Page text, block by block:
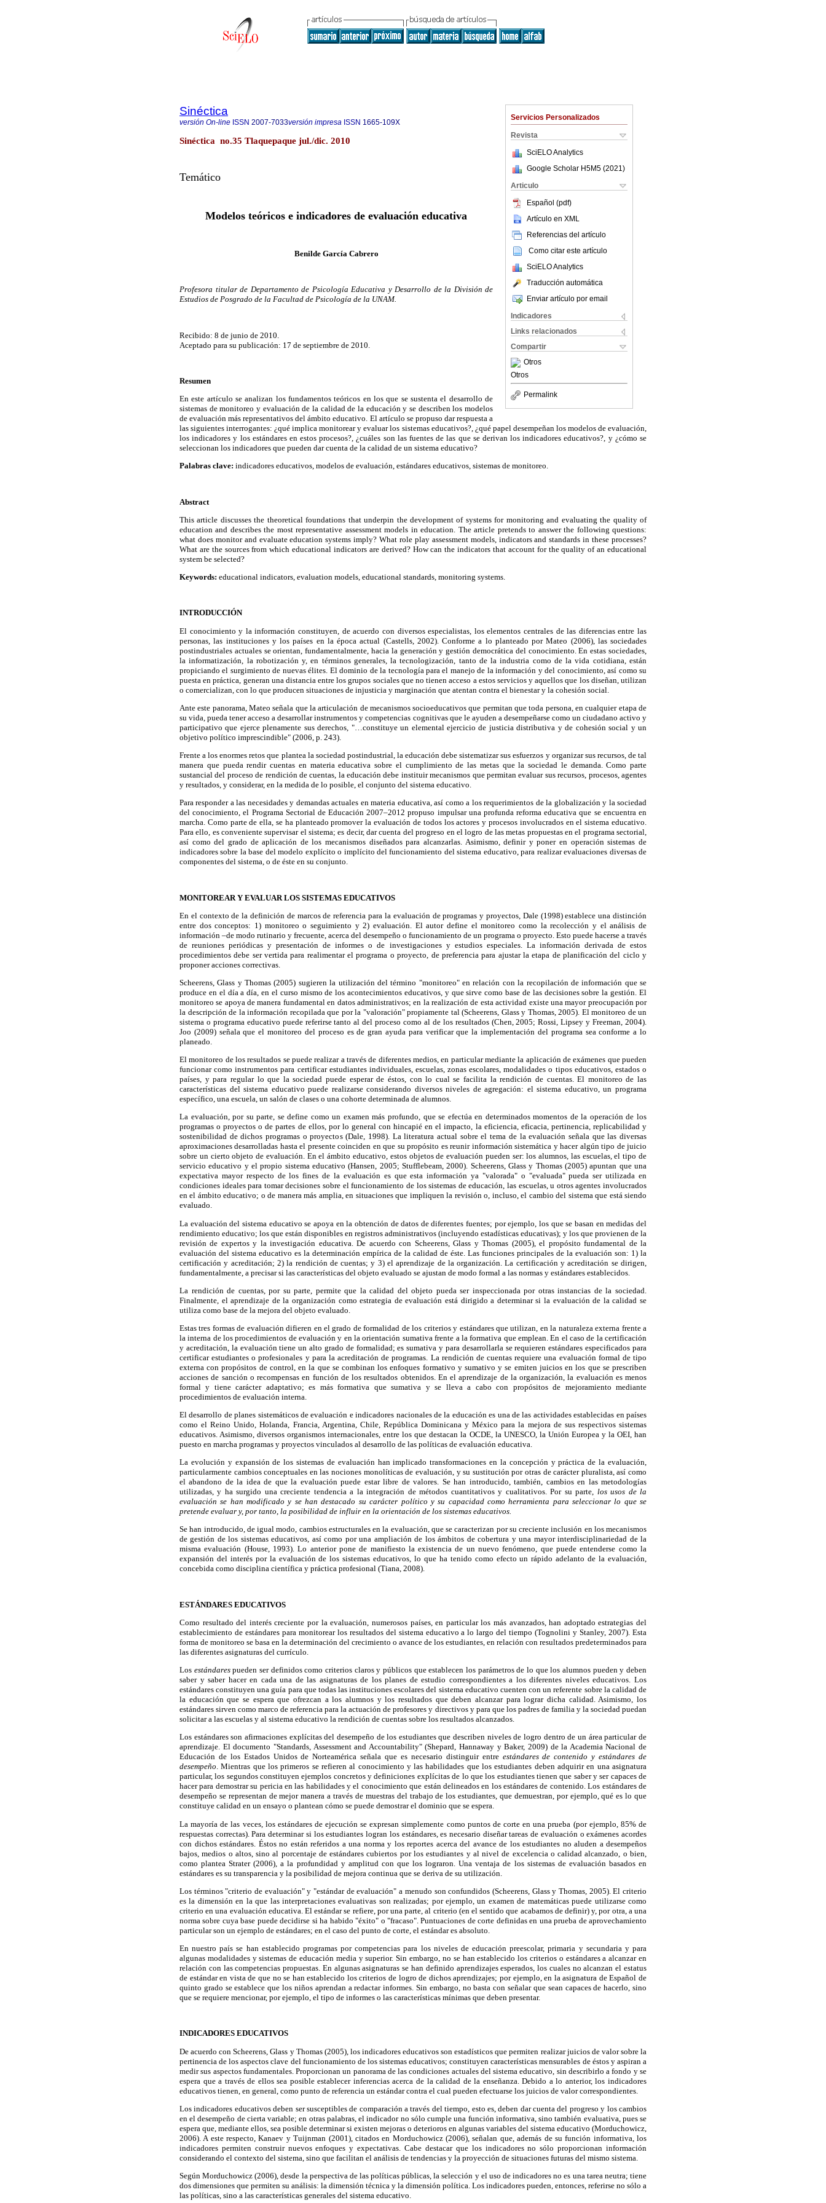
Servicios Personalizados
Revista
SciELO Analytics
Google Scholar H5M5 (2021 )
Articulo
Español (pdf)
Artículo en XML
Referencias del artículo
Como citar este artículo
SciELO Analytics
Traducción automática
Enviar artículo por email
Indicadores
Links relacionados
Compartir
Otros
Otros
Permalink
Sinéctica
versión On-line ISSN 2007-7033versión impresa ISSN 1665-109X
Sinéctica no.35 Tlaquepaque jul./dic. 2010
Temático
Modelos teóricos e indicadores de evaluación educativa
Benilde García Cabrero
Profesora titular de Departamento de Psicología Educativa y Desarrollo de la División de
Estudios de Posgrado de la Facultad de Psicología de la UNAM.
Recibido: 8 de junio de 2010.
Aceptado para su publicación: 17 de septiembre de 2010.
Resumen
En este artículo se analizan los fundamentos teóricos en los que se sustenta el desarrollo de
sistemas de monitoreo y evaluación de la calidad de la educación y se describen los modelos
de evaluación más representativos del ámbito educativo. El artículo se propuso dar respuesta a
las siguientes interrogantes: ¿qué implica monitorear y evaluar los sistemas educativos?, ¿qué papel desempeñan los modelos de evaluación,
los indicadores y los estándares en estos procesos?, ¿cuáles son las fuentes de las que se derivan los indicadores educativos?, y ¿cómo se
seleccionan los indicadores que pueden dar cuenta de la calidad de un sistema educativo?
Palabras clave: indicadores educativos, modelos de evaluación, estándares educativos, sistemas de monitoreo.
Abstract
This article discusses the theoretical foundations that underpin the development of systems for monitoring and evaluating the quality of
education and describes the most representative assessment models in education. The article pretends to answer the following questions:
what does monitor and evaluate education systems imply? What role play assessment models, indicators and standards in these processes?
What are the sources from which educational indicators are derived? How can the indicators that account for the quality of an educational
system be selected?
Keywords: educational indicators, evaluation models, educational standards, monitoring systems.
INTRODUCCIÓN
El conocimiento y la información constituyen, de acuerdo con diversos especialistas, los elementos centrales de las diferencias entre las
personas, las instituciones y los países en la época actual (Castells, 2002). Conforme a lo planteado por Mateo (2006), las sociedades
postindustriales actuales se orientan, fundamentalmente, hacia la generación y gestión democrática del conocimiento. En estas sociedades,
la informatización, la robotización y, en términos generales, la tecnologización, tanto de la industria como de la vida cotidiana, están
propiciando el surgimiento de nuevas élites. El dominio de la tecnología para el manejo de la información y del conocimiento, así como su
puesta en práctica, generan una distancia entre los grupos sociales que no tienen acceso a estos servicios y aquellos que los diseñan, utilizan
o comercializan, con lo que producen situaciones de injusticia y marginación que atentan contra el bienestar y la cohesión social.
Ante este panorama, Mateo señala que la articulación de mecanismos socioeducativos que permitan que toda persona, en cualquier etapa de
su vida, pueda tener acceso a desarrollar instrumentos y competencias cognitivas que le ayuden a desempeñarse como un ciudadano activo y
participativo que ejerce plenamente sus derechos, "…constituye un elemental ejercicio de justicia distributiva y de cohesión social y un
objetivo político imprescindible" (2006, p. 243).
Frente a los enormes retos que plantea la sociedad postindustrial, la educación debe sistematizar sus esfuerzos y organizar sus recursos, de tal
manera que pueda rendir cuentas en materia educativa sobre el cumplimiento de las metas que la sociedad le demanda. Como parte
sustancial del proceso de rendición de cuentas, la educación debe instituir mecanismos que permitan evaluar sus recursos, procesos, agentes
y resultados, y considerar, en la medida de lo posible, el conjunto del sistema educativo.
Para responder a las necesidades y demandas actuales en materia educativa, así como a los requerimientos de la globalización y la sociedad
del conocimiento, el Programa Sectorial de Educación 2007–2012 propuso impulsar una profunda reforma educativa que se encuentra en
marcha. Como parte de ella, se ha planteado promover la evaluación de todos los actores y procesos involucrados en el sistema educativo.
Para ello, es conveniente supervisar el sistema; es decir, dar cuenta del progreso en el logro de las metas propuestas en el programa sectorial,
así como del grado de aplicación de los mecanismos diseñados para alcanzarlas. Asimismo, definir y poner en operación sistemas de
indicadores sobre la base del modelo explícito o implícito del funcionamiento del sistema educativo, para realizar evaluaciones diversas de
componentes del sistema, o de éste en su conjunto.
MONITOREAR Y EVALUAR LOS SISTEMAS EDUCATIVOS
En el contexto de la definición de marcos de referencia para la evaluación de programas y proyectos, Dale (1998) establece una distinción
entre dos conceptos: 1) monitoreo o seguimiento y 2) evaluación. El autor define el monitoreo como la recolección y el análisis de
información –de modo rutinario y frecuente, acerca del desempeño o funcionamiento de un programa o proyecto. Esto puede hacerse a través
de reuniones periódicas y presentación de informes o de investigaciones y estudios especiales. La información derivada de estos
procedimientos debe ser vertida para realimentar el programa o proyecto, de preferencia para ajustar la etapa de planificación del ciclo y
proponer acciones correctivas.
Scheerens, Glass y Thomas (2005) sugieren la utilización del término "monitoreo" en relación con la recopilación de información que se
produce en el día a día, en el curso mismo de los acontecimientos educativos, y que sirve como base de las decisiones sobre la gestión. El
monitoreo se apoya de manera fundamental en datos administrativos; en la realización de esta actividad existe una mayor preocupación por
la descripción de la información recopilada que por la "valoración" propiamente tal (Scheerens, Glass y Thomas, 2005). El monitoreo de un
sistema o programa educativo puede referirse tanto al del proceso como al de los resultados (Chen, 2005; Rossi, Lipsey y Freeman, 2004).
Joo (2009) señala que el monitoreo del proceso es de gran ayuda para verificar que la implementación del programa sea conforme a lo
planeado.
El monitoreo de los resultados se puede realizar a través de diferentes medios, en particular mediante la aplicación de exámenes que pueden
funcionar como instrumentos para certificar estudiantes individuales, escuelas, zonas escolares, modalidades o tipos educativos, estados o
países, y para regular lo que la sociedad puede esperar de éstos, con lo cual se facilita la rendición de cuentas. El monitoreo de las
características del sistema educativo puede realizarse considerando diversos niveles de agregación: el sistema educativo, un programa
específico, una escuela, un salón de clases o una cohorte determinada de alumnos.
La evaluación, por su parte, se define como un examen más profundo, que se efectúa en determinados momentos de la operación de los
programas o proyectos o de partes de ellos, por lo general con hincapié en el impacto, la eficiencia, eficacia, pertinencia, replicabilidad y
sostenibilidad de dichos programas o proyectos (Dale, 1998). La literatura actual sobre el tema de la evaluación señala que las diversas
aproximaciones desarrolladas hasta el presente coinciden en que su propósito es reunir información sistemática y hacer algún tipo de juicio
sobre un cierto objeto de evaluación. En el ámbito educativo, estos objetos de evaluación pueden ser: los alumnos, las escuelas, el tipo de
servicio educativo y el propio sistema educativo (Hansen, 2005; Stufflebeam, 2000). Scheerens, Glass y Thomas (2005) apuntan que una
expectativa mayor respecto de los fines de la evaluación es que esta información ya "valorada" o "evaluada" pueda ser utilizada en
condiciones ideales para tomar decisiones sobre el funcionamiento de los sistemas de educación, las escuelas, u otros agentes involucrados
en el ámbito educativo; o de manera más amplia, en situaciones que impliquen la revisión o, incluso, el cambio del sistema que está siendo
evaluado.
La evaluación del sistema educativo se apoya en la obtención de datos de diferentes fuentes; por ejemplo, los que se basan en medidas del
rendimiento educativo; los que están disponibles en registros administrativos (incluyendo estadísticas educativas); y los que provienen de la
revisión de expertos y la investigación educativa. De acuerdo con Scheerens, Glass y Thomas (2005), el propósito fundamental de la
evaluación del sistema educativo es la determinación empírica de la calidad de éste. Las funciones principales de la evaluación son: 1) la
certificación y acreditación; 2) la rendición de cuentas; y 3) el aprendizaje de la organización. La certificación y acreditación se dirigen,
fundamentalmente, a precisar si las características del objeto evaluado se ajustan de modo formal a las normas y estándares establecidos.
La rendición de cuentas, por su parte, permite que la calidad del objeto pueda ser inspeccionada por otras instancias de la sociedad.
Finalmente, el aprendizaje de la organización como estrategia de evaluación está dirigido a determinar si la evaluación de la calidad se
utiliza como base de la mejora del objeto evaluado.
Estas tres formas de evaluación difieren en el grado de formalidad de los criterios y estándares que utilizan, en la naturaleza externa frente a
la interna de los procedimientos de evaluación y en la orientación sumativa frente a la formativa que emplean. En el caso de la certificación
y acreditación, la evaluación tiene un alto grado de formalidad; es sumativa y para desarrollarla se requieren estándares especificados para
certificar estudiantes o profesionales y para la acreditación de programas. La rendición de cuentas requiere una evaluación formal de tipo
externa con propósitos de control, en la que se combinan los enfoques formativo y sumativo y se emiten juicios en los que se prescriben
acciones de sanción o recompensas en función de los resultados obtenidos. En el aprendizaje de la organización, la evaluación es menos
formal y tiene carácter adaptativo; es más formativa que sumativa y se lleva a cabo con propósitos de mejoramiento mediante
procedimientos de evaluación interna.
El desarrollo de planes sistemáticos de evaluación e indicadores nacionales de la educación es una de las actividades establecidas en países
como el Reino Unido, Holanda, Francia, Argentina, Chile, República Dominicana y México para la mejora de sus respectivos sistemas
educativos. Asimismo, diversos organismos internacionales, entre los que destacan la OCDE, la UNESCO, la Unión Europea y la OEI, han
puesto en marcha programas y proyectos vinculados al desarrollo de las políticas de evaluación educativa.
La evolución y expansión de los sistemas de evaluación han implicado transformaciones en la concepción y práctica de la evaluación,
particularmente cambios conceptuales en las nociones monolíticas de evaluación, y su sustitución por otras de carácter pluralista, así como
el abandono de la idea de que la evaluación puede estar libre de valores. Se han introducido, también, cambios en las metodologías
utilizadas, y ha surgido una creciente tendencia a la integración de métodos cuantitativos y cualitativos. Por su parte, los usos de la
evaluación se han modificado y se han destacado su carácter político y su capacidad como herramienta para seleccionar lo que se
pretende evaluar y, por tanto, la posibilidad de influir en la orientación de los sistemas educativos.
Se han introducido, de igual modo, cambios estructurales en la evaluación, que se caracterizan por su creciente inclusión en los mecanismos
de gestión de los sistemas educativos, así como por una ampliación de los ámbitos de cobertura y una mayor interdisciplinariedad de la
misma evaluación (House, 1993). Lo anterior pone de manifiesto la existencia de un nuevo fenómeno, que puede entenderse como la
expansión del interés por la evaluación de los sistemas educativos, lo que ha tenido como efecto un rápido adelanto de la evaluación,
concebida como disciplina científica y práctica profesional (Tiana, 2008).
ESTÁNDARES EDUCATIVOS
Como resultado del interés creciente por la evaluación, numerosos países, en particular los más avanzados, han adoptado estrategias del
establecimiento de estándares para monitorear los resultados del sistema educativo a lo largo del tiempo (Tognolini y Stanley, 2007). Esta
forma de monitoreo se basa en la determinación del crecimiento o avance de los estudiantes, en relación con resultados predeterminados para
las diferentes asignaturas del currículo.
Los estándarespueden ser definidos como criterios claros y públicos que establecen los parámetros de lo que los alumnos pueden y deben
saber y saber hacer en cada una de las asignaturas de los planes de estudio correspondientes a los diferentes niveles educativos. Los
estándares constituyen una guía para que todas las instituciones escolares del sistema educativo cuenten con un referente sobre la calidad de
la educación que se espera que ofrezcan a los alumnos y los resultados que deben alcanzar para lograr dicha calidad. Asimismo, los
estándares sirven como marco de referencia para la actuación de profesores y directivos y para que los padres de familia y la sociedad puedan
solicitar a las escuelas y al sistema educativo la rendición de cuentas sobre los resultados alcanzados.
Los estándares son afirmaciones explícitas del desempeño de los estudiantes que describen niveles de logro dentro de un área particular de
aprendizaje. El documento "Standards, Assessment and Accountability" (Shepard, Hannaway y Baker, 2009) de la Academia Nacional de
Educación de los Estados Unidos de Norteamérica señala que es necesario distinguir entre estándares de contenido y estándares de
desempeño. Mientras que los primeros se refieren al conocimiento y las habilidades que los estudiantes deben adquirir en una asignatura
particular, los segundos constituyen ejemplos concretos y definiciones explícitas de lo que los estudiantes tienen que saber y ser capaces de
hacer para demostrar su pericia en las habilidades y el conocimiento que están delineados en los estándares de contenido. Los estándares de
desempeño se representan de mejor manera a través de muestras del trabajo de los estudiantes, que demuestran, por ejemplo, qué es lo que
constituye calidad en un ensayo o plantean cómo se puede demostrar el dominio que se espera.
La mayoría de las veces, los estándares de ejecución se expresan simplemente como puntos de corte en una prueba (por ejemplo, 85% de
respuestas correctas). Para determinar si los estudiantes logran los estándares, es necesario diseñar tareas de evaluación o exámenes acordes
con dichos estándares. Éstos no están referidos a una norma y los reportes acerca del avance de los estudiantes no aluden a desempeños
bajos, medios o altos, sino al porcentaje de estándares cubiertos por los estudiantes y al nivel de excelencia o calidad alcanzado, o bien,
como plantea Strater (2006), a la profundidad y amplitud con que los lograron. Una ventaja de los sistemas de evaluación basados en
estándares es su transparencia y la posibilidad de mejora continua que se deriva de su utilización.
Los términos "criterio de evaluación" y "estándar de evaluación" a menudo son confundidos (Scheerens, Glass y Thomas, 2005). El criterio
es la dimensión en la que las interpretaciones evaluativas son realizadas; por ejemplo, un examen de matemáticas puede utilizarse como
criterio en una evaluación educativa. El estándar se refiere, por una parte, al criterio (en el sentido que acabamos de definir) y, por otra, a una
norma sobre cuya base puede decidirse si ha habido "éxito" o "fracaso". Puntuaciones de corte definidas en una prueba de aprovechamiento
particular son un ejemplo de estándares; en el caso del punto de corte, el estándar es absoluto.
En nuestro país se han establecido programas por competencias para los niveles de educación preescolar, primaria y secundaria y para
algunas modalidades y sistemas de educación media y superior. Sin embargo, no se han establecido los criterios o estándares a alcanzar en
relación con las competencias propuestas. En algunas asignaturas se han definido aprendizajes esperados, los cuales no alcanzan el estatus
de estándar en vista de que no se han establecido los criterios de logro de dichos aprendizajes; por ejemplo, en la asignatura de Español de
quinto grado se establece que los niños aprendan a redactar informes. Sin embargo, no basta con señalar que sean capaces de hacerlo, sino
que se requiere mencionar, por ejemplo, el tipo de informes o las características mínimas que deben presentar.
INDICADORES EDUCATIVOS
De acuerdo con Scheerens, Glass y Thomas (2005), los indicadores educativos son estadísticos que permiten realizar juicios de valor sobre la
pertinencia de los aspectos clave del funcionamiento de los sistemas educativos; constituyen características mensurables de éstos y aspiran a
medir sus aspectos fundamentales. Proporcionan un panorama de las condiciones actuales del sistema educativo, sin describirlo a fondo y se
espera que a través de ellos sea posible establecer inferencias acerca de la calidad de la enseñanza. Debido a lo anterior, los indicadores
educativos tienen, en general, como punto de referencia un estándar contra el cual pueden efectuarse los juicios de valor correspondientes.
Los indicadores educativos deben ser susceptibles de comparación a través del tiempo, esto es, deben dar cuenta del progreso y los cambios
en el desempeño de cierta variable; en otras palabras, el indicador no sólo cumple una función informativa, sino también evaluativa, pues se
espera que, mediante ellos, sea posible determinar si existen mejoras o deterioros en algunas variables del sistema educativo (Morduchowicz,
2006). A este respecto, Kanaev y Tuijnman (2001), citados en Morduchowicz (2006), señalan que, además de su función informativa, los
indicadores permiten construir nuevos enfoques y expectativas. Cabe destacar que los indicadores no sólo proporcionan información
considerando el contexto del sistema, sino que facilitan el análisis de tendencias y la proyección de situaciones futuras del mismo sistema.
Según Morduchowicz (2006), desde la perspectiva de las políticas públicas, la selección y el uso de indicadores no es una tarea neutra; tiene
dos dimensiones que permiten su análisis: la dimensión técnica y la dimensión política. Los indicadores pueden, entonces, referirse no sólo a
las políticas, sino a las características generales del sistema educativo.